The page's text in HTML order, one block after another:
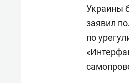
Украины
заявил
по
«
Рекомендуем
Опыт выживания в